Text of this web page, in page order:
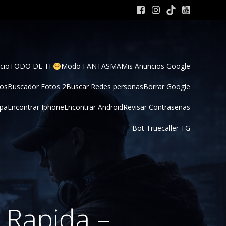
TODO DE TI Modo FANTASMAMis Anuncios Google
Buscador Fotos 2Buscar Redes personasBorrar Google
Encontrar IphoneEncontrar AndroidRevisar Contraseñas
Bot Truecaller TG
–